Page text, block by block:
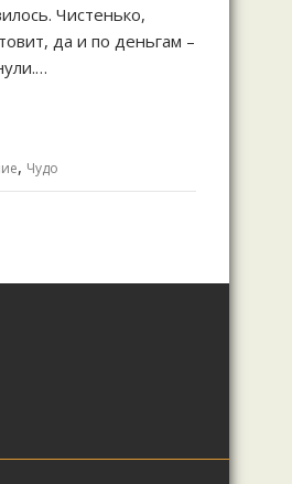
Чистенько,
да и по деньгам –
, Чудо